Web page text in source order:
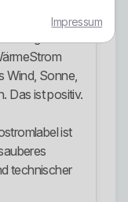
Wind, Sonne,
Das ist positiv.
ist
technischer
Impressum